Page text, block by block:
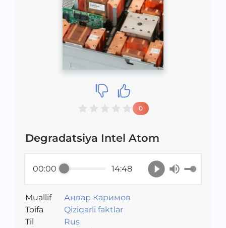
0
Degradatsiya Intel Atom
00:00 14:48
Muallif
Анвар Каримов
Toifa
Qiziqarli faktlar
Til
Rus